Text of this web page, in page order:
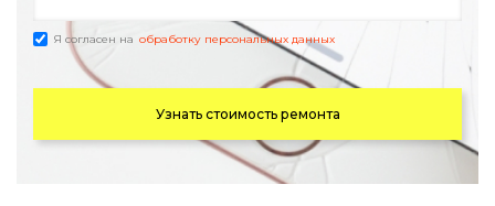
Я согласен на обработку персональных данных
Узнать стоимость ремонта